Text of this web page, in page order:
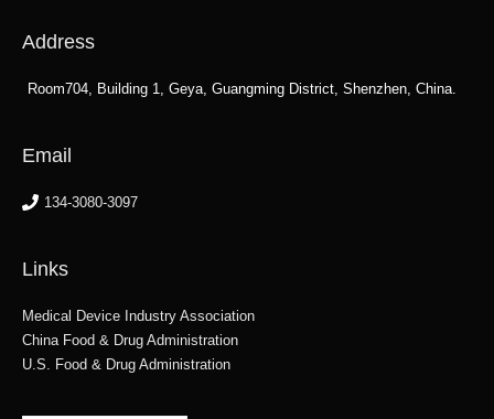
Address
Room704, Building 1, Geya, Guangming District, Shenzhen, China.
Email
134-3080-3097
Links
Medical Device Industry Association
China Food & Drug Administration
U.S. Food & Drug Administration